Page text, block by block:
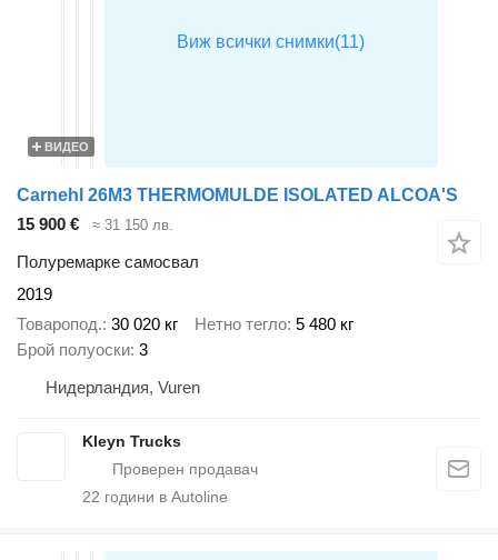
ВИДЕО
Carnehl 26M3 THERMOMULDE ISOLATED ALCOA'S
15 900 €
≈ 31 150 лв.
Полуремарке самосвал
2019
Товаропод. 30 020 кг Нетно тегло 5 480 кг
Брой полуоски 3
Нидерландия, Vuren
Kleyn Trucks
22 години в Autoline